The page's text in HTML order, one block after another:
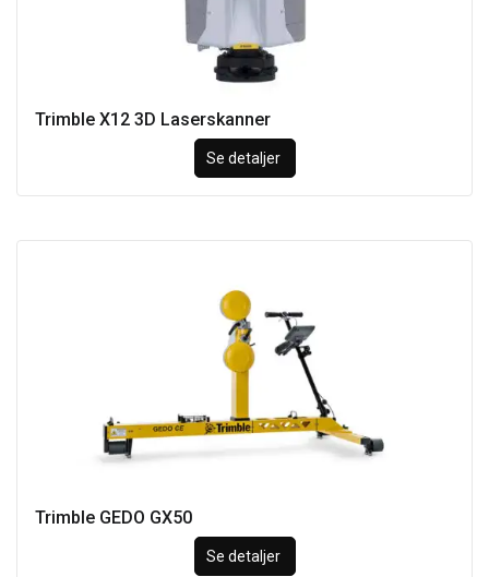
Trimble X12 3D Laserskanner
Se detaljer
Trimble GEDO GX50
Se detaljer